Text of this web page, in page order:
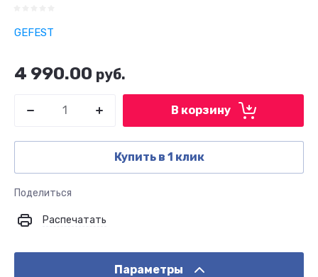
GEFEST
4 990.00 руб.
В корзину
Купить в 1 клик
Поделиться
Распечатать
Параметры